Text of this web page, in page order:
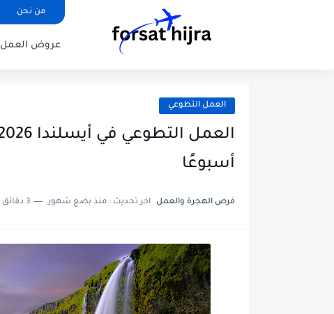
من نحن
عروض العمل
العمل التطوعي
أسبوعًا
فرص الهجرة والعمل اخر تحديث : منذ بضع شهور 3 دقائق للقراءة